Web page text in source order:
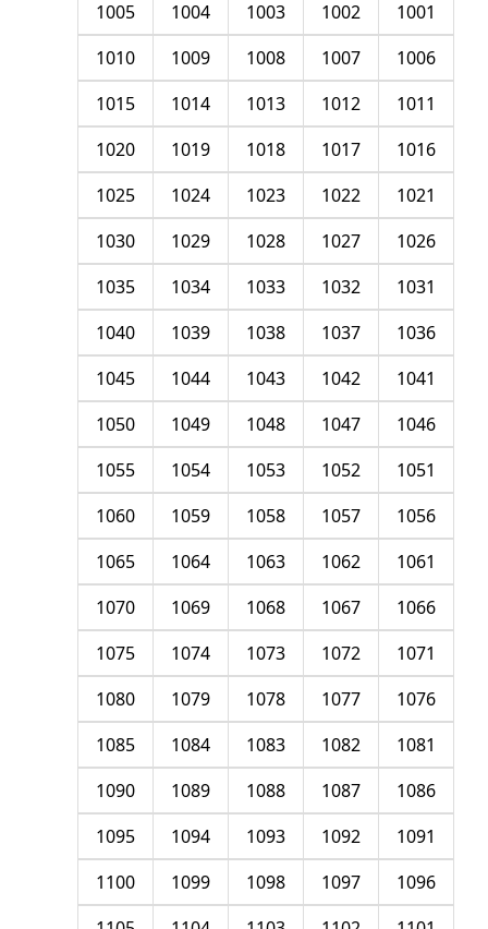
1001
1002
1003
1004
1005
1006
1007
1008
1009
1010
1011
1012
1013
1014
1015
1016
1017
1018
1019
1020
1021
1022
1023
1024
1025
1026
1027
1028
1029
1030
1031
1032
1033
1034
1035
1036
1037
1038
1039
1040
1041
1042
1043
1044
1045
1046
1047
1048
1049
1050
1051
1052
1053
1054
1055
1056
1057
1058
1059
1060
1061
1062
1063
1064
1065
1066
1067
1068
1069
1070
1071
1072
1073
1074
1075
1076
1077
1078
1079
1080
1081
1082
1083
1084
1085
1086
1087
1088
1089
1090
1091
1092
1093
1094
1095
1096
1097
1098
1099
1100